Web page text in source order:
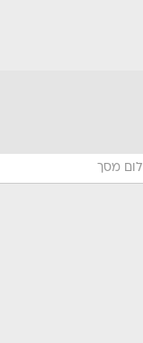
מסך